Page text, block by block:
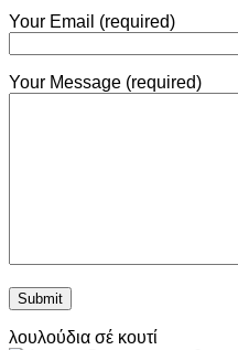
Your Email (required)
Your Message (required)
λουλούδια σέ κουτί